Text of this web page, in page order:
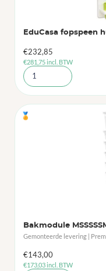
EduCasa fopspeen
€232,85
€281,75incl. BTW
🏅
Bakmodule
Gemonteerde levering |
€143,00
€173,03incl. BTW